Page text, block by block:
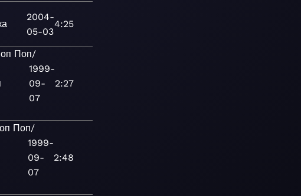
2004-
05-03
4:25
Поп/
1999-
09-
07
2:27
Поп/
1999-
09-
07
2:48